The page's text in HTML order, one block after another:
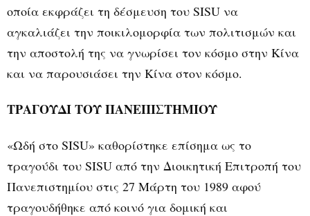
οποία εκφράζει τη δέσμευση του SISU να
αγκαλιάζει την ποικιλομορφία των πολιτισμών και
την αποστολή της να γνωρίσει τον κόσμο στην Κίνα
και να παρουσιάσει την Κίνα στον κόσμο.
ΤΡΑΓΟΥΔΙ ΤΟΥ ΠΑΝΕΠΙΣΤΗΜΙΟΥ
«Ωδή στο SISU» καθορίστηκε επίσημα ως το
τραγούδι του SISU από την Διοικητική Επιτροπή του
Πανεπιστημίου στις 27 Μάρτη του 1989 αφού
τραγουδήθηκε από κοινό για δομική και